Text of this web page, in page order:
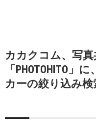
カカクコム、写真
「PHOTOHITO」
カーの絞り込み